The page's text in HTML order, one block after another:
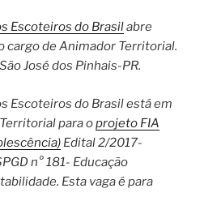
Escoteiros do Brasilabre
cargo de Animador Territorial.
José dos Pinhais-PR.
Escoteiros do Brasil está em
para oprojeto FIA
Edital 2/2017-
n° 181- Educação
Esta vaga é para